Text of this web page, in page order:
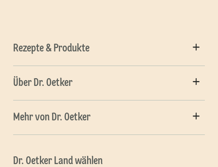
Rezepte & Produkte
Über Dr. Oetker
Mehr von Dr. Oetker
Dr. Oetker Land wählen